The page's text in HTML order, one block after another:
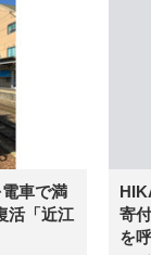
車で満
活「近江
寄
を